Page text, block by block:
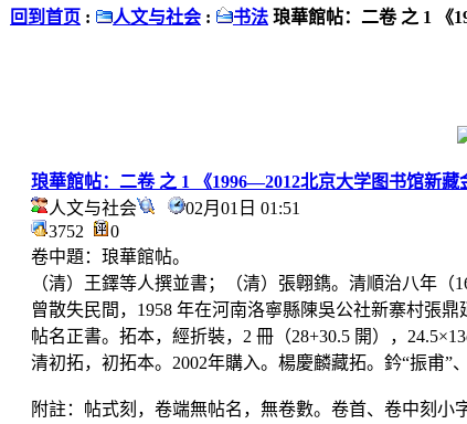
回到首页 : 人文与社会 : 书法 琅華館帖：二卷 之 1 《
琅華館帖：二卷 之 1 《1996—2012北京大学图书馆新藏
人文与社会
02月01日 01:51
3752
0
卷中題：琅華館帖。
（清）王鐸等人撰並書；（清）張翺鐫。清順治八年（
曾散失民間，1958 年在河南洛寧縣陳吳公社新寨村張鼎
帖名正書。拓本，經折裝，2 冊（28+30.5 開），
清初拓，初拓本。2002年購入。楊慶麟藏拓。鈐“振甫”
附註：帖式刻，卷端無帖名，無卷數。卷首、卷中刻小